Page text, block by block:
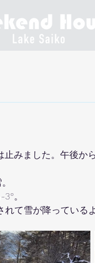
みました。午後か
。
て雪が降っている